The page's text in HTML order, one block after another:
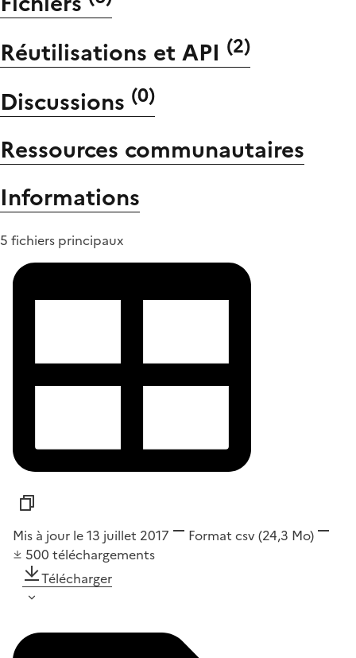
Réutilisations et API (2)
Discussions (0)
Ressources communautaires
Informations
5 fichiers principaux
Mis à jour le 13 juillet 2017 Format csv(24,3 Mo)
500 téléchargements
Télécharger